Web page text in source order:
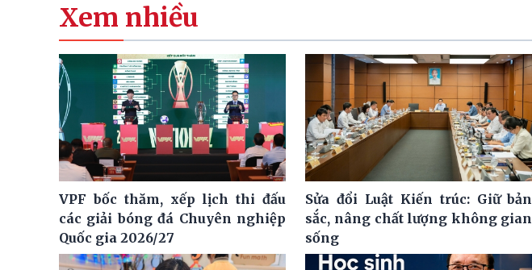
Xem nhiều
VPF bốc thăm, xếp lịch thi đấu
các giải bóng đá Chuyên nghiệp
Quốc gia 2026/27
Sửa đổi Luật Kiến trúc: Giữ bản
sắc, nâng chất lượng không gian
sống